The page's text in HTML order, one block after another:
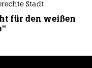
Stadt
für den weißen